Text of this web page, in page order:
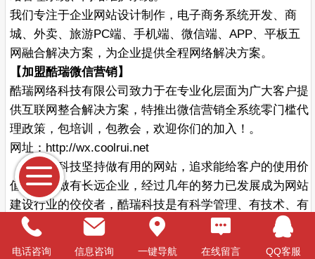
我们专注于企业网站设计制作，电子商务系统开发、商
城、外卖、旅游PC端、手机端、微信端、APP、平板五
网融合解决方案，为企业提供全程网络解决方案。
【加盟酷瑞微信营销】
酷瑞网络科技有限公司致力于在专业化层面为广大客户提
供互联网整合解决方案，特推出微信营销全系统零门槛代
理政策，包培训，包教会，欢迎你们的加入！。
网址：http://wx.coolrui.net
酷瑞科技坚持做有用的网站，追求能给客户的使用价
值，立志做有长远企业，经过几年的努力已发展成为网站
建设行业的佼佼者，酷瑞科技是有科学管理、有技术、有
全国性规模的网站建设公司，秉持四个基本经营理念：
电话咨询 信息咨询 一键导航 在线留言 QQ客服